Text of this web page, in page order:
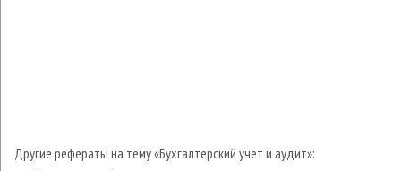
Другие рефераты на тему «Бухгалтерский учет и аудит»: